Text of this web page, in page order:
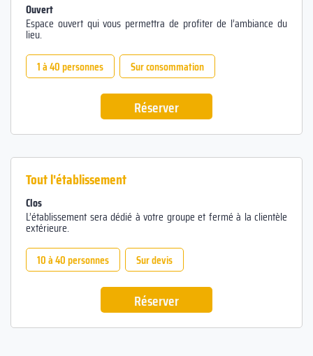
Ouvert
Espace ouvert qui vous permettra de profiter de l’ambiance du
lieu.
1 à 40 personnes
Sur consommation
Réserver
Tout l'établissement
Clos
L’établissement sera dédié à votre groupe et fermé à la clientèle
extérieure.
10 à 40 personnes
Sur devis
Réserver